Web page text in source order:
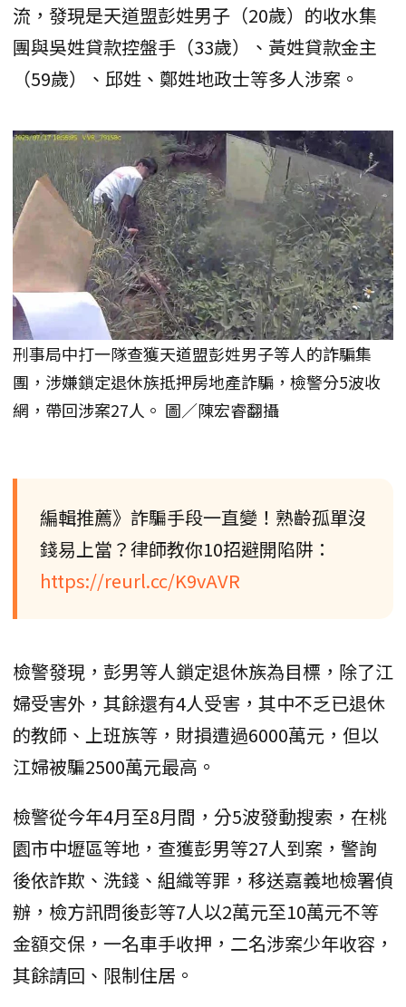
流，發現是天道盟彭姓男子（20歲）的收水集
團與吳姓貸款控盤手（33歲）、黃姓貸款金主
（59歲）、邱姓、鄭姓地政士等多人涉案。
刑事局中打一隊查獲天道盟彭姓男子等人的詐騙集
團，涉嫌鎖定退休族抵押房地產詐騙，檢警分5波收
網，帶回涉案27人。 圖／陳宏睿翻攝
編輯推薦》詐騙手段一直變！熟齡孤單沒
錢易上當？律師教你10招避開陷阱：
https://reurl.cc/K9vAVR
檢警發現，彭男等人鎖定退休族為目標，除了江
婦受害外，其餘還有4人受害，其中不乏已退休
的教師、上班族等，財損遭過6000萬元，但以
江婦被騙2500萬元最高。
檢警從今年4月至8月間，分5波發動搜索，在桃
園市中壢區等地，查獲彭男等27人到案，警詢
後依詐欺、洗錢、組織等罪，移送嘉義地檢署偵
辦，檢方訊問後彭等7人以2萬元至10萬元不等
金額交保，一名車手收押，二名涉案少年收容，
其餘請回、限制住居。